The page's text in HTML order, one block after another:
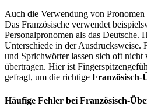
Auch die Verwendung von
Das Französische verwendet
Personalpronomen als das Deutsche.
Unterschiede in der Ausdrucksweise.
und Sprichwörter lassen sich oft
übertragen. Hier ist
gefragt, um die richtige Französisch-
Häufige Fehler bei Französisch-